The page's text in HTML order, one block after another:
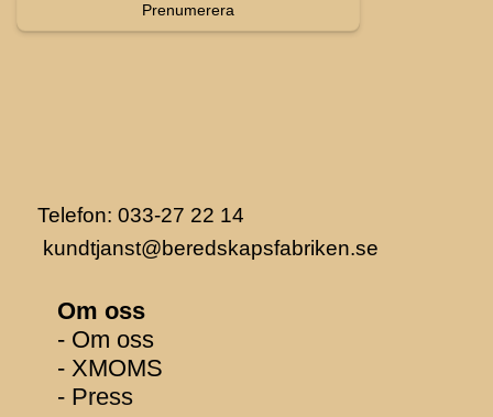
Prenumerera
Telefon: 033-27 22 14
kundtjanst@beredskapsfabriken.se
Om oss
- Om oss
- XMOMS
- Press